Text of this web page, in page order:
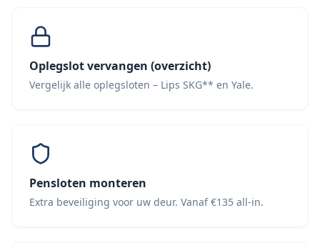
Oplegslot vervangen (overzicht)
Vergelijk alle oplegsloten – Lips SKG** en Yale.
Pensloten monteren
Extra beveiliging voor uw deur. Vanaf €135 all-in.